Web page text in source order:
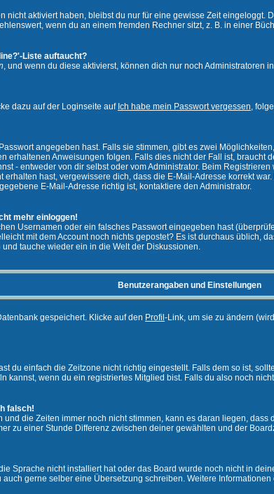
nicht aktiviert haben, bleibst du nur für eine gewisse Zeit
wenn du an einem fremden Rechner sitzt, z. B. in einer
Liste auftaucht?
, und wenn du diese aktivierst, können dich nur noch Administratoren
dazu auf der Loginseite auf Ich habe mein Passwort vergessen,
angegeben hast. Falls sie stimmen, gibt es zwei
erhaltenen Anweisungen folgen. Falls dies nicht der Fall ist, braucht
- entweder von dir selbst oder vom Administrator. Beim
hast, vergewissere dich, dass die E-Mail-Adresse korrekt
E-Mail-Adresse richtig ist, kontaktiere den Administrator.
mehr einloggen!
Usernamen oder ein falsches Passwort eingegeben hast
mit dem Account noch nichts gepostet? Es ist durchaus üblich,
tauche wieder ein in die Welt der Diskussionen.
Benutzerangaben und Einstellungen
gespeichert. Klicke auf den Profil -Link, um sie zu ändern
du einfach die Zeitzone nicht richtig eingestellt. Falls dem so ist,
kannst, wenn du ein registriertes Mitglied bist. Falls du also noch
falsch!
die Zeiten immer noch nicht stimmen, kann es daran liegen,
zu einer Stunde Differenz zwischen deiner gewählten und der
Sprache nicht installiert hat oder das Board wurde noch nicht in
gerne selber eine Übersetzung schreiben. Weitere